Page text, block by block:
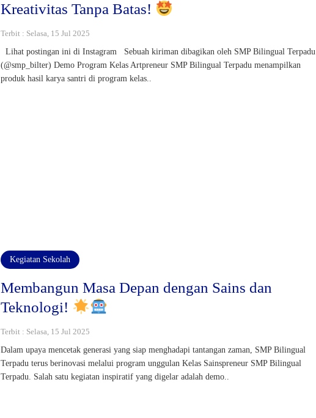
Kreativitas Tanpa Batas!
Terbit : Selasa, 15 Jul 2025
Lihat postingan ini di Instagram Sebuah kiriman dibagikan oleh SMP Bilingual Terpadu
(@smp_bilter) Demo Program Kelas Artpreneur SMP Bilingual Terpadu menampilkan
produk hasil karya santri di program kelas..
Kegiatan Sekolah
Membangun Masa Depan dengan Sains dan
Teknologi!
Terbit : Selasa, 15 Jul 2025
Dalam upaya mencetak generasi yang siap menghadapi tantangan zaman, SMP Bilingual
Terpadu terus berinovasi melalui program unggulan Kelas Sainspreneur SMP Bilingual
Terpadu. Salah satu kegiatan inspiratif yang digelar adalah demo..